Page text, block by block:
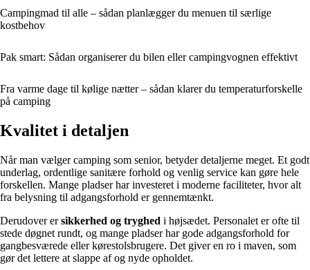
Campingmad til alle – sådan planlægger du menuen til særlige
kostbehov
Pak smart: Sådan organiserer du bilen eller campingvognen effektivt
Fra varme dage til kølige nætter – sådan klarer du temperaturforskelle
på camping
Kvalitet i detaljen
Når man vælger camping som senior, betyder detaljerne meget. Et godt
underlag, ordentlige sanitære forhold og venlig service kan gøre hele
forskellen. Mange pladser har investeret i moderne faciliteter, hvor alt
fra belysning til adgangsforhold er gennemtænkt.
Derudover ersikkerhed og tryghed i højsædet. Personalet er ofte til
stede døgnet rundt, og mange pladser har gode adgangsforhold for
gangbesværede eller kørestolsbrugere. Det giver en ro i maven, som
gør det lettere at slappe af og nyde opholdet.